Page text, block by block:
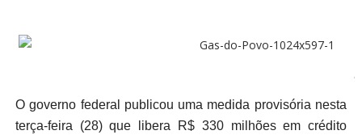
O governo federal publicou uma medida provisória nesta
terça-feira (28) que libera R$ 330 milhões em crédito